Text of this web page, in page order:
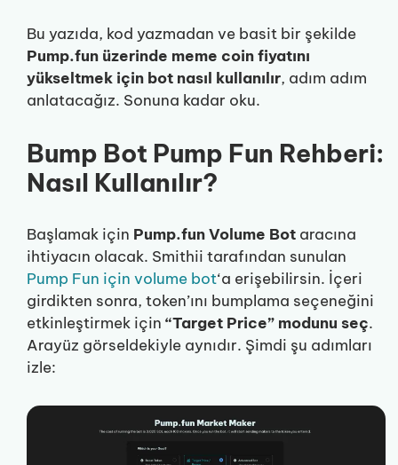
Bu yazıda, kod yazmadan ve basit bir şekilde
Pump.fun üzerinde meme coin fiyatını
yükseltmek için bot nasıl kullanılır, adım adım
anlatacağız. Sonuna kadar oku.
Bump Bot Pump Fun Rehberi:
Nasıl Kullanılır?
Başlamak için Pump.fun Volume Bot aracına
ihtiyacın olacak. Smithii tarafından sunulan
Pump Fun için volume bot‘a erişebilirsin. İçeri
girdikten sonra, token’ını bumplama seçeneğini
etkinleştirmek için “Target Price” modunu seç.
Arayüz görseldekiyle aynıdır. Şimdi şu adımları
izle: